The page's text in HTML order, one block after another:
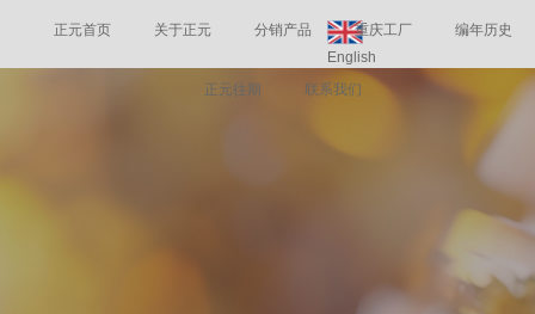
正元首页 关于正元 分销产品 重庆工厂 编年历史
正元往期 联系我们
English